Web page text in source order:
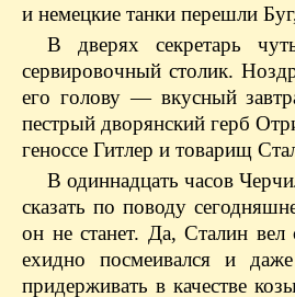
и немецкие танки перешли
В дверях секретарь
сервировочный столик.
его голову — вкусный
пестрый дворянский герб
геноссе Гитлер и товарищ
В одиннадцать часов
сказать по поводу
он не станет. Да, Сталин вел
ехидно посмеивался и
придерживать в качестве